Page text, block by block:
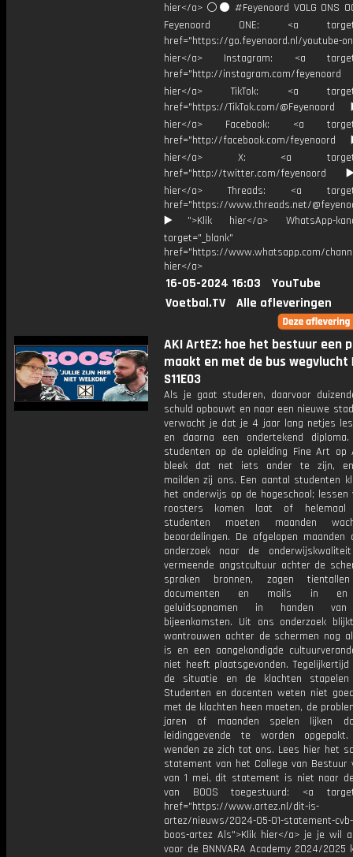
hier</a> ⚪️⚫ #Feyenoord VOLG ONS
Feyenoord ONE: <a
href="https://go.feyenoord.nl/youtube-
hier</a> Instagram: <a
href="http://instagram.com/
hier</a> TikTok: <a
href="https://TikTok.com/
hier</a> Facebook: <a
href="http://facebook.com/
hier</a> X: <a
href="http://twitter.com/
hier</a> Threads: <a
href="https://www.threads.net/
▶️">Klik hier</a> WhatsApp-
target="_blank"
href="https://www.whatsapp.com/
hier</a>
16-05-2024 16:03
YouTube
Voetbal.TV
Alle afleveringen
AKI ArtEZ: hoe het bestuur een
maakt en met de bus wegvlucht |
S11E03
Als je gaat studeren, daarvoor
schuld opbouwt en naar een nieuwe
verwacht je dat je 4 jaar lang netjes
en daarna een ondertekend
studenten op de opleiding Fine Art op
bleek dat net iets ander te zijn,
mailden zij ons. Een aantal studenten
het onderwijs op de hogeschool; lessen
roosters komen laat of
studenten moeten maanden
beoordelingen. De afgelopen maanden
onderzoek naar de
vermeende angstcultuur achter de
spraken bronnen, zagen
documenten en mails in en
geluidsopnamen in handen
bijeenkomsten. Uit ons onderzoek
wantrouwen achter de schermen nog
is en een aangekondigde
niet heeft plaatsgevonden.
de situatie en de klachten
Studenten en docenten weten niet
met de klachten heen moeten, de
jaren of maanden spelen lijken
leidinggevende te worden
wenden ze zich tot ons. Lees hier het
statement van het College van Bestuur
van 1 mei, dit statement is niet naar
van BOOS toegestuurd: <a
href="https://www.artez.nl/dit-is-
artez/nieuws/2024-05-01-statement-
boos-artez Als">Klik hier</a> je je wil
voor de BNNVARA Academy 2024/2025